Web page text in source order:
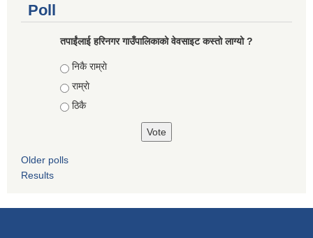
Poll
तपाईंलाई हरिनगर गाउँपालिकाको वेवसाइट कस्तो लाग्यो ?
Choices
निकै राम्राे
राम्राे
ठिकै
Older polls
Results